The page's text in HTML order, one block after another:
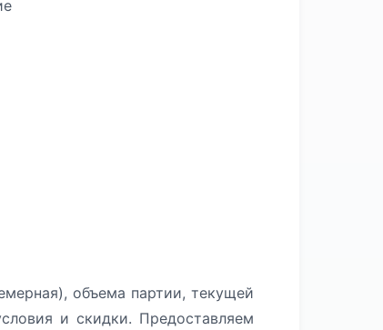
объема партии, текущей
и скидки. Предоставляем